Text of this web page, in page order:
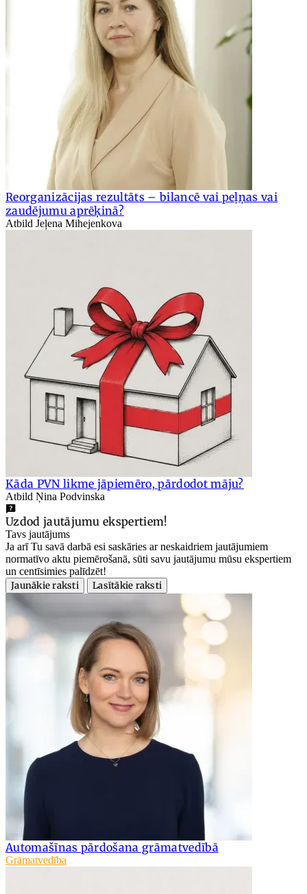
Reorganizācijas rezultāts – bilancē vai peļņas vai
zaudējumu aprēķinā?
Atbild Jeļena Mihejenkova
Kāda PVN likme jāpiemēro, pārdodot māju?
Atbild Ņina Podvinska
Uzdod jautājumu ekspertiem!
Tavs jautājums
Ja arī Tu savā darbā esi saskāries ar neskaidriem jautājumiem
normatīvo aktu piemērošanā, sūti savu jautājumu mūsu ekspertiem
un centīsimies palīdzēt!
Jaunākie raksti
Lasītākie raksti
Automašīnas pārdošana grāmatvedībā
Grāmatvedība